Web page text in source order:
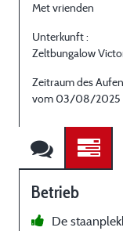
Met vrienden
Unterkunft :
Zeltbungalow
Zeitraum des
vom 03/08/2025
Betrieb
De